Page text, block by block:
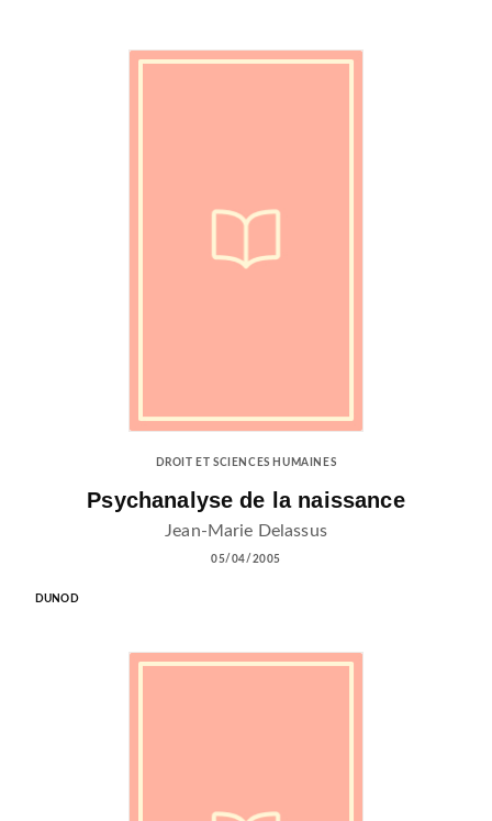
DROIT ET SCIENCES HUMAINES
Psychanalyse de la naissance
Jean-Marie Delassus
05/04/2005
DUNOD